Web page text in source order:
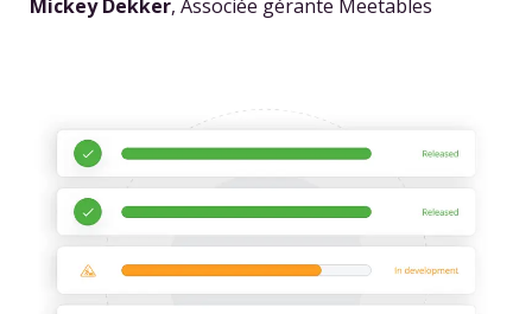
Mickey Dekker, Associée gérante Meetables